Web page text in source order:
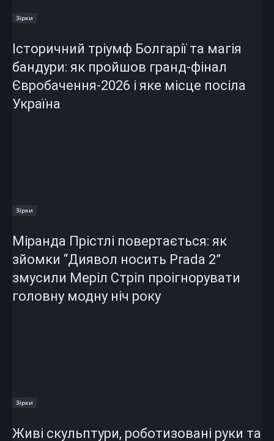
Зірки
Історичний тріумф Болгарії та магія
бандури: як пройшов гранд-фінал
Євробачення-2026 і яке місце посіла
Україна
Зірки
Міранда Прістлі повертається: як
зйомки “Диявол носить Prada 2”
змусили Меріл Стріп проігнорувати
головну модну ніч року
Зірки
Живі скульптури, роботизовані руки та